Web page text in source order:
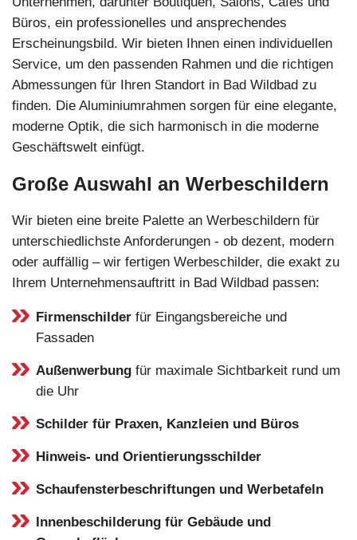
Büros, ein professionelles und ansprechendes
Erscheinungsbild. Wir bieten Ihnen einen individuellen
Service, um den passenden Rahmen und die richtigen
Abmessungen für Ihren Standort in Bad Wildbad zu
finden. Die Aluminiumrahmen sorgen für eine elegante,
moderne Optik, die sich harmonisch in die moderne
Geschäftswelt einfügt.
Große Auswahl an Werbeschildern
Wir bieten eine breite Palette an Werbeschildern für
unterschiedlichste Anforderungen - ob dezent, modern
oder auffällig – wir fertigen Werbeschilder, die exakt zu
Ihrem Unternehmensauftritt in Bad Wildbad passen:
Firmenschilder für Eingangsbereiche und
Fassaden
Außenwerbung für maximale Sichtbarkeit rund um
die Uhr
Schilder für Praxen, Kanzleien und Büros
Hinweis- und Orientierungsschilder
Schaufensterbeschriftungen und Werbetafeln
Innenbeschilderung für Gebäude und